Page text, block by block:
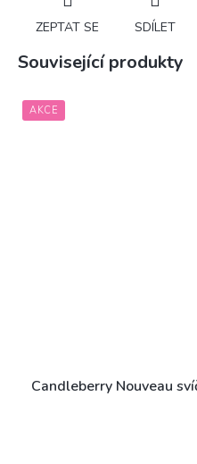
ZEPTAT SE SDÍLET
Související produkty
AKCE
Candleberry Nouveau